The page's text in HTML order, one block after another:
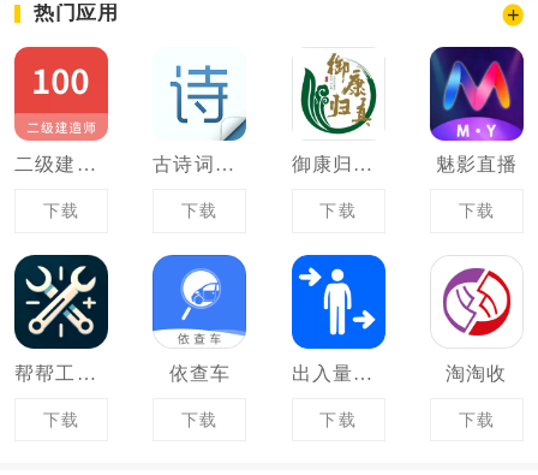
热门应用
二级建造师100题库
下载
古诗词大全
下载
御康归真堂
下载
魅影直播
下载
帮帮工具箱
下载
依查车
下载
出入量统计助手
下载
淘淘收
下载